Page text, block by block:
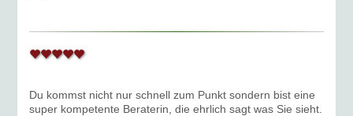
Du kommst nicht nur schnell zum Punkt sondern bist eine
super kompetente Beraterin, die ehrlich sagt was Sie sieht.